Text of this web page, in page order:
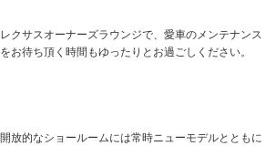
レクサスオーナーズラウンジで、愛車のメンテナンス
をお待ち頂く時間もゆったりとお過ごしください。
開放的なショールームには常時ニューモデルとともに